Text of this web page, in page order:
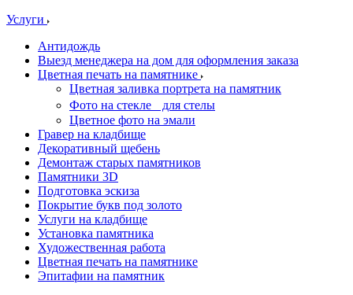
Услуги
Антидождь
Выезд менеджера на дом для оформления заказа
Цветная печать на памятнике
Цветная заливка портрета на памятник
Фото на стекле для стелы
Цветное фото на эмали
Гравер на кладбище
Декоративный щебень
Демонтаж старых памятников
Памятники 3D
Подготовка эскиза
Покрытие букв под золото
Услуги на кладбище
Установка памятника
Художественная работа
Цветная печать на памятнике
Эпитафии на памятник